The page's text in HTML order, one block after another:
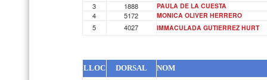
3 1888 PAULA DE LA CUESTA
4 5172 MONICA OLIVER HERRERO
5 4027 IMMACULADA GUTIERREZ HURT
LLOC DORSAL NOM